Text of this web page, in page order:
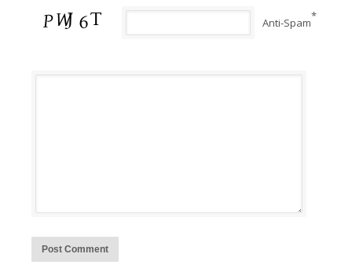
Anti-Spam*